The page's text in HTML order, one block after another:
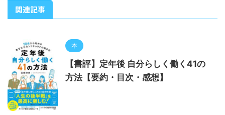
関連記事
本
【書評】定年後 自分らしく働く41の
方法【要約・目次・感想】